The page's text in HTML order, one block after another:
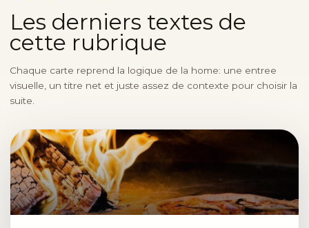
Les derniers textes de
cette rubrique
Chaque carte reprend la logique de la home: une entree
visuelle, un titre net et juste assez de contexte pour choisir la
suite.